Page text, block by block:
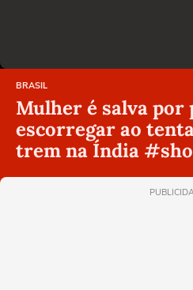
BRASIL
Mulher é salva por
escorregar ao
trem na Índia